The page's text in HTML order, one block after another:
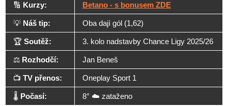
🔢 Kurzy: Betano - s bonusem ZDE
💡 Náš tip: Oba dají gól (1,62)
🏆 Soutěž: 3. kolo nadstavby Chance Ligy 2025/26
⚖️ Rozhodčí: Jan Beneš
📺 TV přenos: Oneplay Sport 1
🌡️ Počasí: 8° ☁️ zataženo